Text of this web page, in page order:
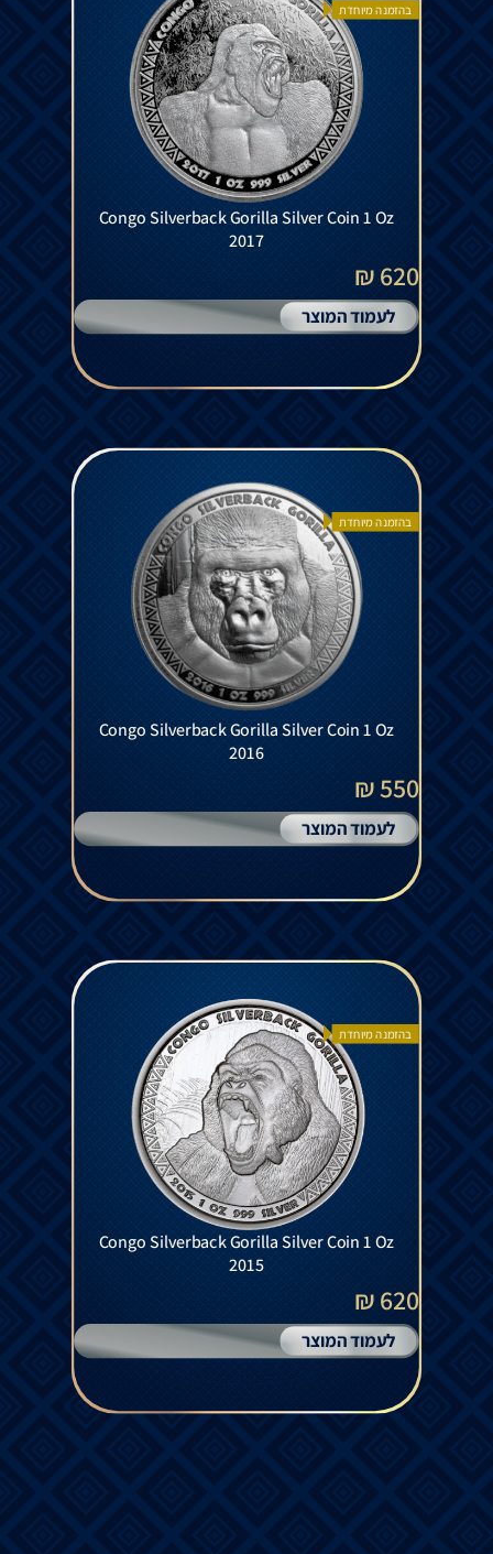
בהזמנה מיוחדת
Congo Silverback Gorilla Silver Coin 1 Oz
2017
620 ₪
לעמוד המוצר
בהזמנה מיוחדת
Congo Silverback Gorilla Silver Coin 1 Oz
2016
550 ₪
לעמוד המוצר
בהזמנה מיוחדת
Congo Silverback Gorilla Silver Coin 1 Oz
2015
620 ₪
לעמוד המוצר